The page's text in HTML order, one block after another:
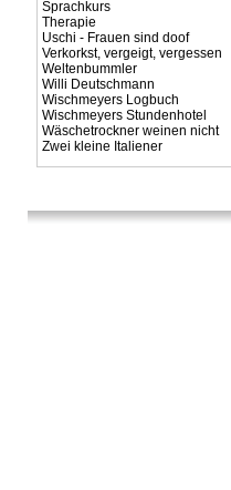
Sprachkurs
Therapie
Uschi - Frauen sind doof
Verkorkst, vergeigt, vergessen
Weltenbummler
Willi Deutschmann
Wischmeyers Logbuch
Wischmeyers Stundenhotel
Wäschetrockner weinen nicht
Zwei kleine Italiener